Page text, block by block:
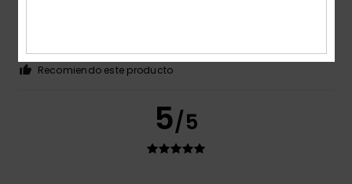
perfectaMaterial: 5/5 Color: 5/5
Recomiendo este producto
5/5